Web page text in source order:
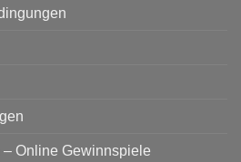
Online Gewinnspiele